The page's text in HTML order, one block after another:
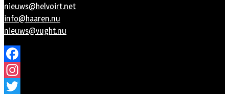
nieuws@helvoirt.net
info@haaren.nu
nieuws@vught.nu
Facebook
Instagram